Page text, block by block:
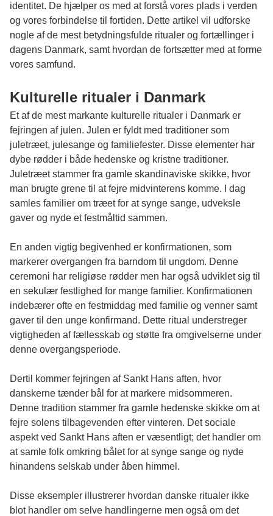
identitet. De hjælper os med at forstå vores plads i verden
og vores forbindelse til fortiden. Dette artikel vil udforske
nogle af de mest betydningsfulde ritualer og fortællinger i
dagens Danmark, samt hvordan de fortsætter med at forme
vores samfund.
Kulturelle ritualer i Danmark
Et af de mest markante kulturelle ritualer i Danmark er
fejringen af julen. Julen er fyldt med traditioner som
juletræet, julesange og familiefester. Disse elementer har
dybe rødder i både hedenske og kristne traditioner.
Juletræet stammer fra gamle skandinaviske skikke, hvor
man brugte grene til at fejre midvinterens komme. I dag
samles familier om træet for at synge sange, udveksle
gaver og nyde et festmåltid sammen.
En anden vigtig begivenhed er konfirmationen, som
markerer overgangen fra barndom til ungdom. Denne
ceremoni har religiøse rødder men har også udviklet sig til
en sekulær festlighed for mange familier. Konfirmationen
indebærer ofte en festmiddag med familie og venner samt
gaver til den unge konfirmand. Dette ritual understreger
vigtigheden af fællesskab og støtte fra omgivelserne under
denne overgangsperiode.
Dertil kommer fejringen af Sankt Hans aften, hvor
danskerne tænder bål for at markere midsommeren.
Denne tradition stammer fra gamle hedenske skikke om at
fejre solens tilbagevenden efter vinteren. Det sociale
aspekt ved Sankt Hans aften er væsentligt; det handler om
at samle folk omkring bålet for at synge sange og nyde
hinandens selskab under åben himmel.
Disse eksempler illustrerer hvordan danske ritualer ikke
blot handler om selve handlingerne men også om det